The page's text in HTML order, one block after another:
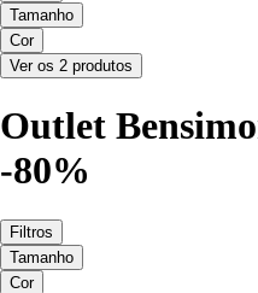
Tamanho
Cor
Ver os 2 produtos
Outlet
-80%
Filtros
Tamanho
Cor